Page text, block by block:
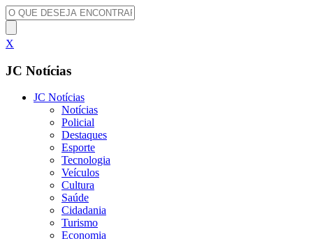
X
JC Notícias
JC Notícias
Notícias
Policial
Destaques
Esporte
Tecnologia
Veículos
Cultura
Saúde
Cidadania
Turismo
Economia